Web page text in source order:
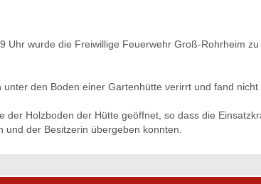
Uhr wurde die Freiwillige Feuerwehr Groß-Rohrheim
unter den Boden einer Gartenhütte verirrt und fand
der Holzboden der Hütte geöffnet, so dass die
und der Besitzerin übergeben konnten.